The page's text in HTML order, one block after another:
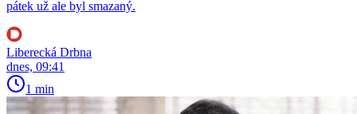
pátek už ale byl smazaný.
Liberecká Drbna
dnes, 09:41
1 min